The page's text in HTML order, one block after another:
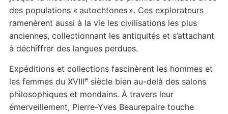
des populations « autochtones ». Ces explorateurs
ramenèrent aussi à la vie les civilisations les plus
anciennes, collectionnant les antiquités et s’attachant
à déchiffrer des langues perdues.
Expéditions et collections fascinèrent les hommes et
les femmes du XVIIIesiècle bien au-delà des salons
philosophiques et mondains. À travers leur
émerveillement, Pierre-Yves Beaurepaire touche